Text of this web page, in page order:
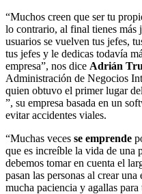
“Muchos creen que ser tu
lo contrario, al final tienes más
usuarios se vuelven tus jefes,
tus jefes y le dedicas todavía
empresa”, nos dice Adrián
Administración de Negocios
quien obtuvo el primer lugar
”, su empresa basada en un
evitar accidentes viales.
“Muchas veces se emprende
que es increíble la vida de una
debemos tomar en cuenta el
pasan las personas al crear
mucha paciencia y agallas